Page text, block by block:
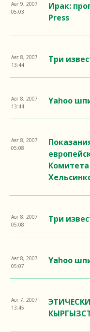
Ирак:
Press
Авг 9, 2007
05:03
Три
Авг 8, 2007
13:44
Yahoo
Авг 8, 2007
13:44
Авг 8, 2007
05:08
Три
Авг 8, 2007
05:08
Yahoo
Авг 8, 2007
05:07
Авг 7, 2007
13:45